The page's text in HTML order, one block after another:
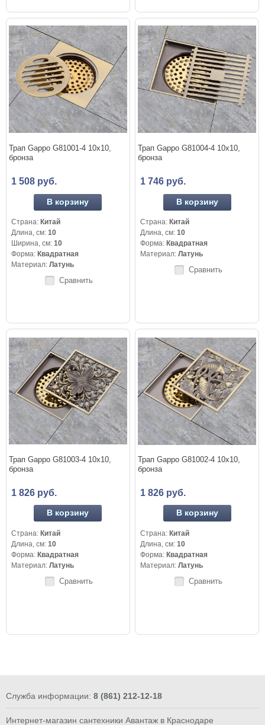
Трап Gappo G81001-4 10x10,
бронза
1 508 руб.
В корзину
Страна: Китай
Длина, см:10
Ширина, см:10
Форма: Квадратная
Материал:Латунь
Сравнить
Трап Gappo G81004-4 10x10,
бронза
1 746 руб.
В корзину
Страна: Китай
Длина, см:10
Форма: Квадратная
Материал:Латунь
Сравнить
Трап Gappo G81003-4 10x10,
бронза
1 826 руб.
В корзину
Страна:Китай
Длина, см:10
Форма:Квадратная
Материал:Латунь
Сравнить
Трап Gappo G81002-4 10x10,
бронза
1 826 руб.
В корзину
Страна:Китай
Длина, см:10
Форма:Квадратная
Материал:Латунь
Сравнить
Служба информации: 8 (861) 212-12-18
Интернет-магазин сантехники Авантаж в Краснодаре